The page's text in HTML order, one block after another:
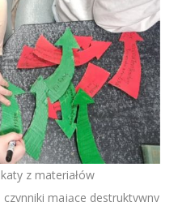
z materiałów
mające destruktywny